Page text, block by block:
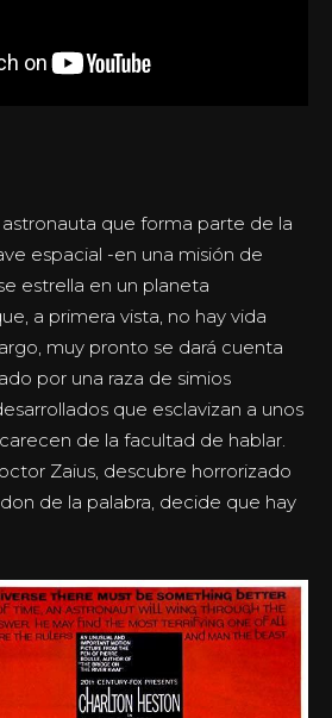
que forma parte de la
espacial -en una misión de
estrella en un planeta
a primera vista, no hay vida
muy pronto se dará cuenta
por una raza de simios
que esclavizan a unos
de la facultad de hablar.
Zaius, descubre horrorizado
de la palabra, decide que hay